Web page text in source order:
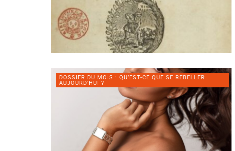
DOSSIER DU MOIS : QU’EST-CE QUE SE REBELLER
AUJOURD’HUI ?